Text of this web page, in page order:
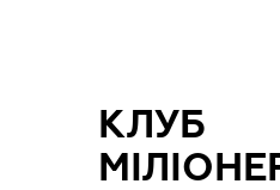
КЛУБ